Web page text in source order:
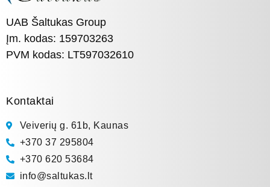
UAB Šaltukas Group
Įm. kodas: 159703263
PVM kodas: LT597032610
Kontaktai
Veiverių g. 61b, Kaunas
+370 37 295804
+370 620 53684
info@saltukas.lt